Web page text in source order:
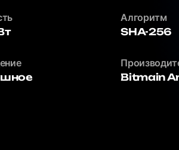
Алгоритм
SHA-256
Bitmain